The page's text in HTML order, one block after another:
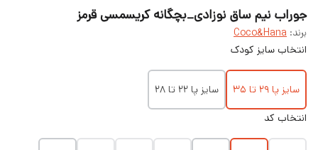
جوراب نیم ساق نوزادی_بچگانه کریسمسی قرمز
برند: Coco&Hana
انتخاب سایز کودک
سایز پا ۲۹ تا ۳۵
سایز پا ۲۲ تا ۲۸
انتخاب کد